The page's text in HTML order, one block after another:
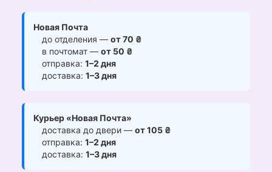
Новая Почта
до отделения — от 70 ₴
в почтомат — от 50 ₴
отправка: 1–2 дня
доставка: 1–3 дня
Курьер «Новая Почта»
доставка до двери — от 105 ₴
отправка: 1–2 дня
доставка: 1–3 дня